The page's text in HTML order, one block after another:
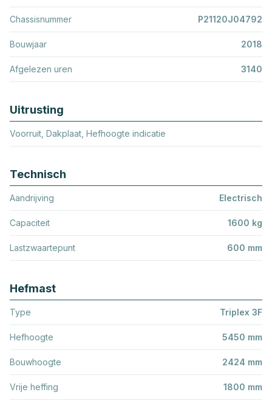
Chassisnummer P21120J04792
Bouwjaar 2018
Afgelezen uren 3140
Uitrusting
Voorruit, Dakplaat, Hefhoogte indicatie
Technisch
Aandrijving Electrisch
Capaciteit 1600 kg
Lastzwaartepunt 600 mm
Hefmast
Type Triplex 3F
Hefhoogte 5450 mm
Bouwhoogte 2424 mm
Vrije heffing 1800 mm